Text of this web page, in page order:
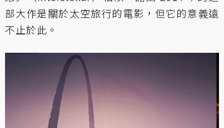
部大作是關於太空旅行的電影，但它的意義遠
不止於此。